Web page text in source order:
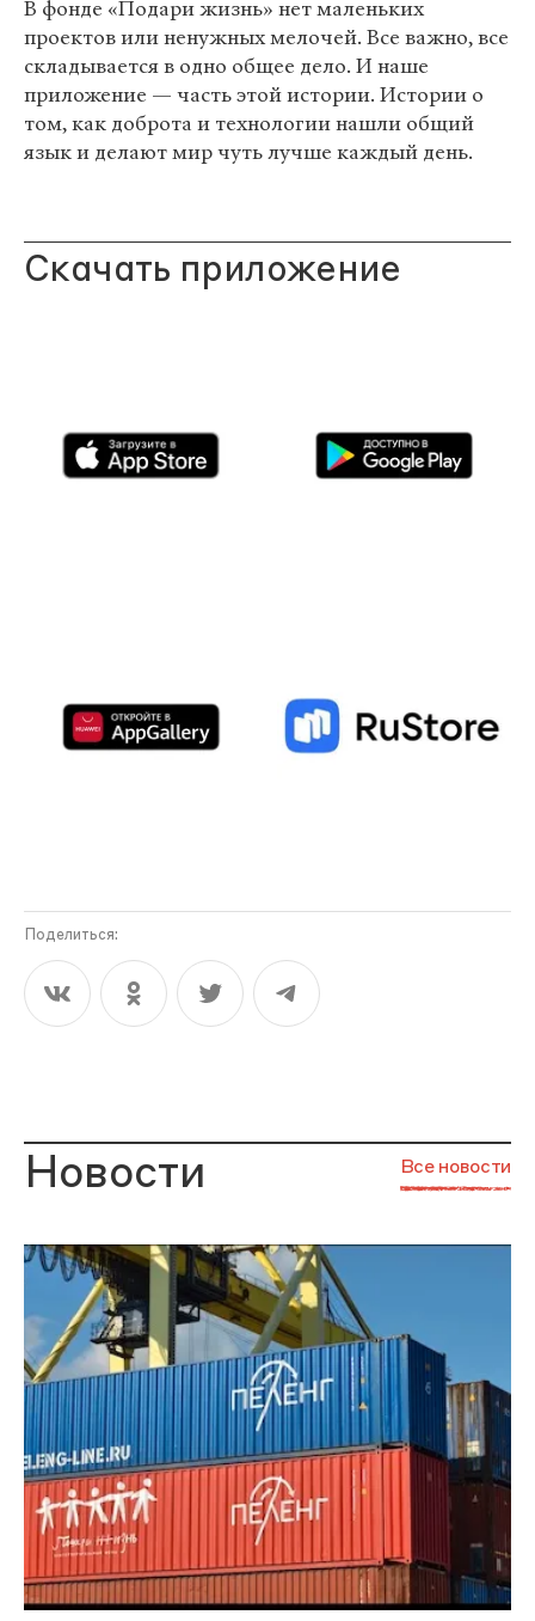
В фонде «Подари жизнь» нет маленьких
проектов или ненужных мелочей. Все важно, все
складывается в одно общее дело. И наше
приложение — часть этой истории. Истории о
том, как доброта и технологии нашли общий
язык и делают мир чуть лучше каждый день.
Скачать приложение
Поделиться:
Новости Все новости